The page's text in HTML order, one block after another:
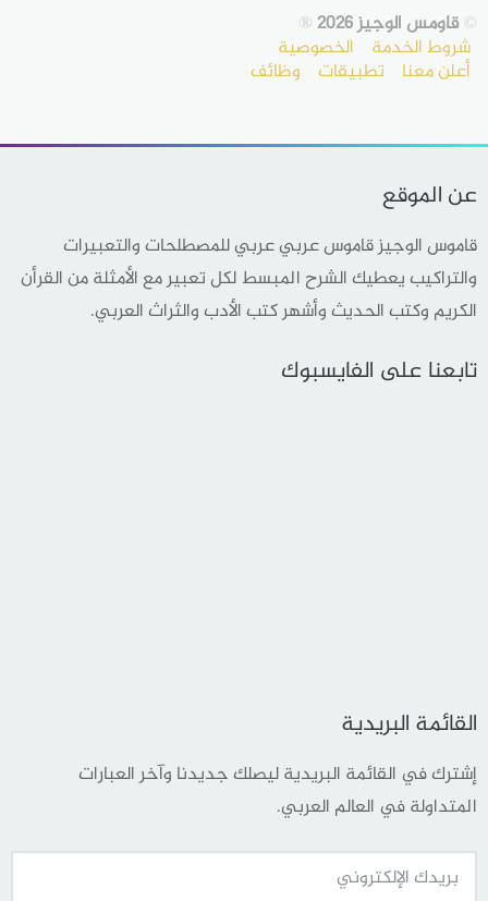
©قاومس الوجيز 2026 ®
شروط الخدمة الخصوصية
أعلن معنا تطبيقات وظائف
عن الموقع
قاموس الوجيز قاموس عربي عربي للمصطلحات والتعبيرات
والتراكيب يعطيك الشرح المبسط لكل تعبير مع الأمثلة من القرأن
الكريم وكتب الحديث وأشهر كتب الأدب والثراث العربي.
تابعنا على الفايسبوك
القائمة البريدية
إشترك في القائمة البريدية ليصلك جديدنا وآخر العبارات
المتداولة في العالم العربي.